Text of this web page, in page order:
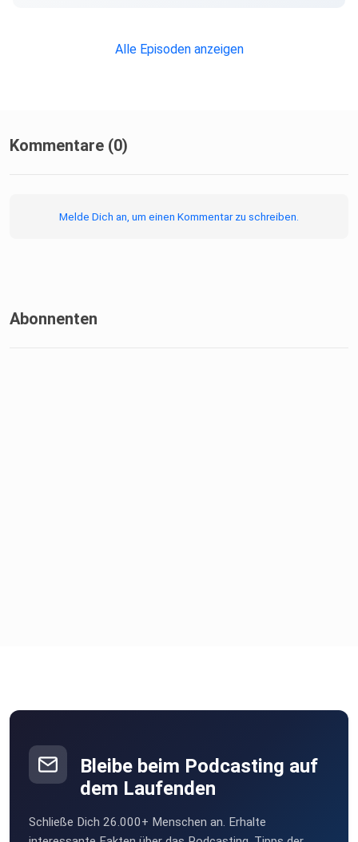
Alle Episoden anzeigen
Kommentare (0)
Melde Dich an, um einen Kommentar zu schreiben.
Abonnenten
Bleibe beim Podcasting auf
dem Laufenden
Schließe Dich 26.000+ Menschen an. Erhalte